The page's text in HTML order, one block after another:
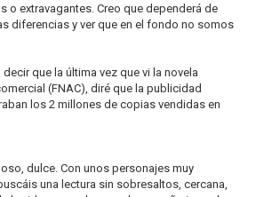
o extravagantes. Creo que dependerá de
diferencias y ver que en el fondo no somos
que la última vez que vi la novela
(FNAC), diré que la publicidad
los 2 millones de copias vendidas en
dulce. Con unos personajes muy
una lectura sin sobresaltos, cercana,